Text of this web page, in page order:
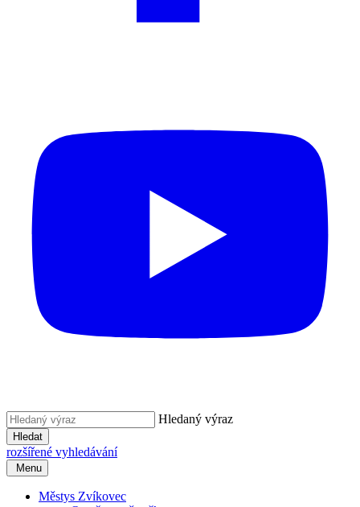
Hledaný výraz
Hledat
rozšířené vyhledávání
Menu
Městys Zvíkovec